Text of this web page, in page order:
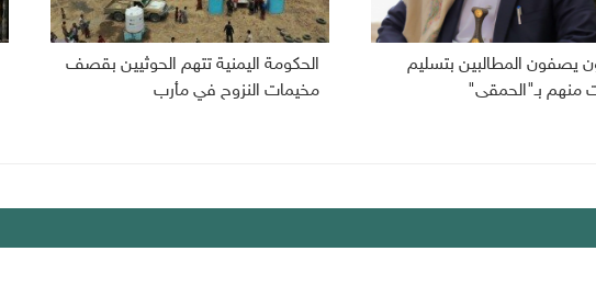
يصفون المطالبين بتسليم
منهم بـ"الحمقى"
الحكومة اليمنية تتهم الحوثيين بقصف
مخيمات النزوح في مأرب